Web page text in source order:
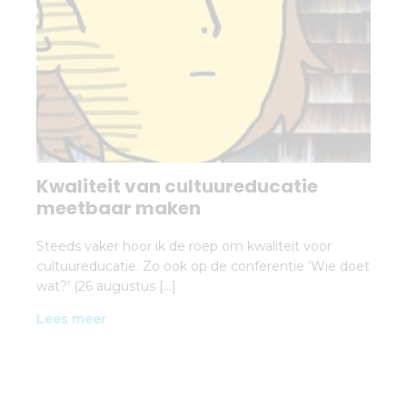
Kwaliteit van cultuureducatie
meetbaar maken
Steeds vaker hoor ik de roep om kwaliteit voor
cultuureducatie. Zo ook op de conferentie ‘Wie doet
wat?’ (26 augustus […]
Lees meer